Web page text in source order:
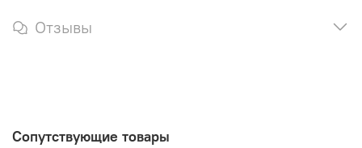
Отзывы
Сопутствующие товары